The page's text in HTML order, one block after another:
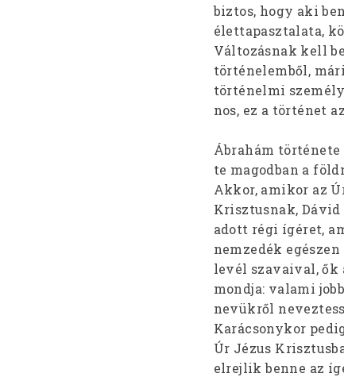
biztos, hogy aki
élettapasztalata,
Változásnak kell
történelemből,
történelmi
nos, ez a történet
Ábrahám története
te magodban a
Akkor, amikor az
Krisztusnak,
adott régi ígéret,
nemzedék
levél szavaival, ők
mondja: valami
nevükről
Karácsonykor
Úr Jézus
elrejlik benne az